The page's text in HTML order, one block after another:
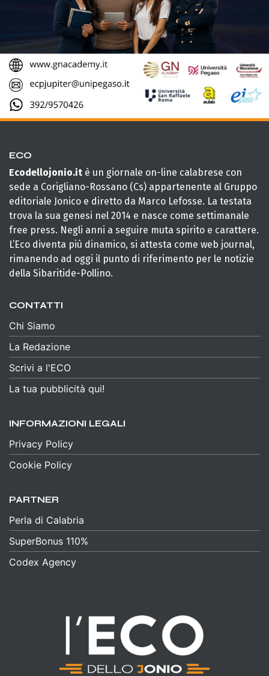
ECO
Ecodellojonio.it è un giornale on-line calabrese con
sede a Corigliano-Rossano (Cs) appartenente al Gruppo
editoriale Jonico e diretto da Marco Lefosse. La testata
trova la sua genesi nel 2014 e nasce come settimanale
free press. Negli anni a seguire muta spirito e carattere.
L’Eco diventa più dinamico, si attesta come web journal,
rimanendo ad oggi il punto di riferimento per le notizie
della Sibaritide-Pollino.
CONTATTI
Chi Siamo
La Redazione
Scrivi a l'ECO
La tua pubblicità qui!
INFORMAZIONI LEGALI
Privacy Policy
Cookie Policy
PARTNER
Perla di Calabria
SuperBonus 110%
Codex Agency